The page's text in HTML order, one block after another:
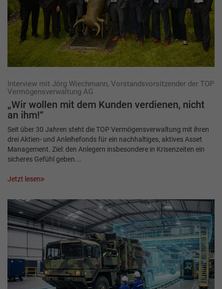
Interview mit Jörg Wiechmann, Vorstandsvorsitzender der TOP
Vermögensverwaltung AG
„Wir wollen mit dem Kunden verdienen, nicht
an ihm!“
Seit über 30 Jahren steht die TOP Vermögensverwaltung mit ihren
drei Aktien- und Anleihefonds für ein nachhaltiges, aktives Asset
Management. Ziel: den Anlegern insbesondere in Krisenzeiten ein
sicheres Gefühl geben.…
Jetzt lesen